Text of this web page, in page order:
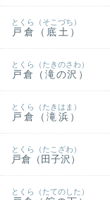
戸倉（底土）
とくら（そこづち）
戸倉（滝の沢）
とくら（たきのさわ）
戸倉（滝浜）
とくら（たきはま）
戸倉（田子沢）
とくら（たこざわ）
とくら（たてのした）